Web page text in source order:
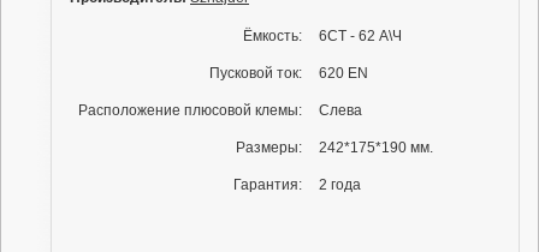
Ёмкость: 6СТ - 62 А\Ч
Пусковой ток: 620 EN
Расположение плюсовой клемы: Слева
Размеры: 242*175*190 мм.
Гарантия: 2 года